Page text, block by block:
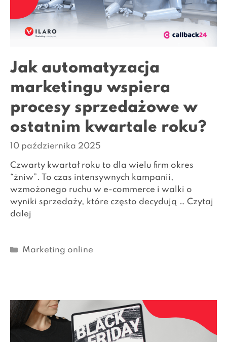
Jak automatyzacja
marketingu wspiera
procesy sprzedażowe w
ostatnim kwartale roku?
10 października 2025
Czwarty kwartał roku to dla wielu firm okres
“żniw”. To czas intensywnych kampanii,
wzmożonego ruchu w e-commerce i walki o
wyniki sprzedaży, które często decydują … Czytaj
dalej
Kategorie
Marketing online